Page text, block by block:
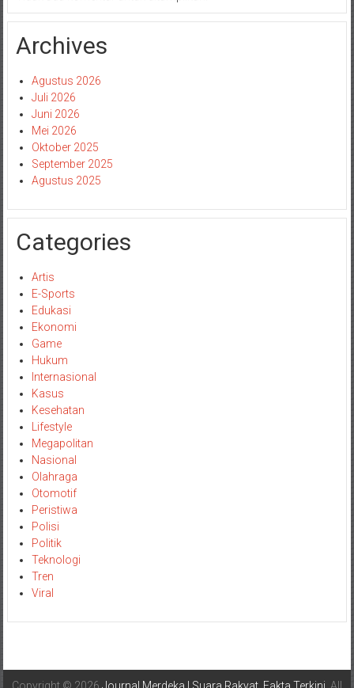
Archives
Agustus 2026
Juli 2026
Juni 2026
Mei 2026
Oktober 2025
September 2025
Agustus 2025
Categories
Artis
E-Sports
Edukasi
Ekonomi
Game
Hukum
Internasional
Kasus
Kesehatan
Lifestyle
Megapolitan
Nasional
Olahraga
Otomotif
Peristiwa
Polisi
Politik
Teknologi
Tren
Viral
Copyright © 2026 Journal Merdeka | Suara Rakyat, Fakta Terkini . All